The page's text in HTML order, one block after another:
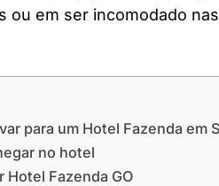
ou em ser incomodado
para um Hotel Fazenda em
no hotel
Hotel Fazenda GO